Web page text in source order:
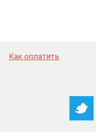
Как оплатить